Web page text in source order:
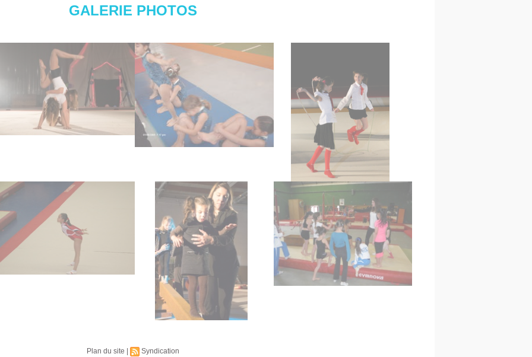
GALERIE PHOTOS
Plan du site Syndication